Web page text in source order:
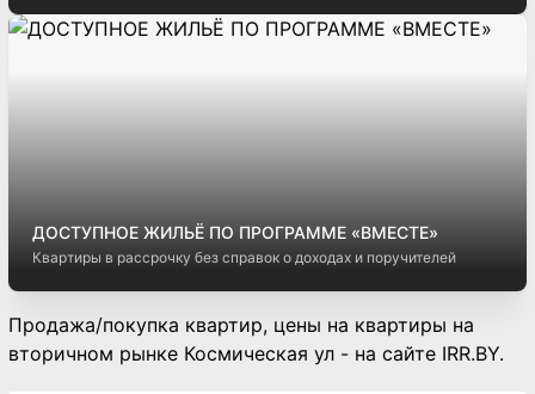
ДОСТУПНОЕ ЖИЛЬЁ ПО ПРОГРАММЕ «ВМЕСТЕ»
Квартиры в рассрочку без справок о доходах и поручителей
Продажа/покупка квартир, цены на квартиры на
вторичном рынке Космическая ул - на сайте IRR.BY.